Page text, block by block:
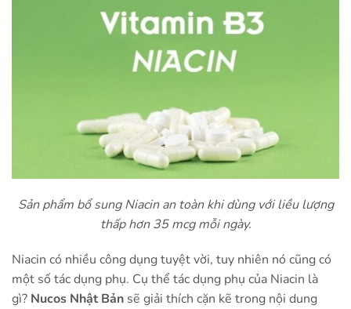
Sản phẩm bổ sung Niacin an toàn khi dùng với liều lượng
thấp hơn 35 mcg mỗi ngày.
Niacin có nhiều công dụng tuyệt vời, tuy nhiên nó cũng có
một số tác dụng phụ. Cụ thể tác dụng phụ của Niacin là
gì? Nucos Nhật Bản sẽ giải thích cặn kẽ trong nội dung